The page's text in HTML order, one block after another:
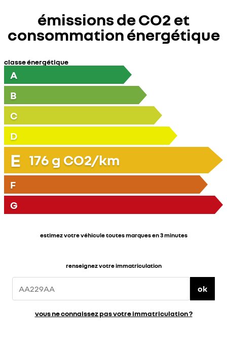
émissions de CO2 et
consommation énergétique
classe énergétique
A
B
C
D
E 176 g CO2/km
F
G
estimez votre véhicule toutes marques en 3 minutes
renseignez votre immatriculation
ok
vous ne connaissez pas votre immatriculation ?